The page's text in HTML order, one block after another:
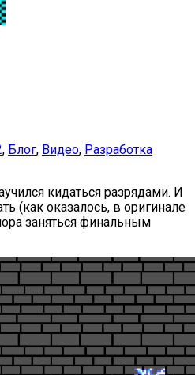
, Блог, Видео, Разработка
кидаться разрядами. И
(как оказалось, в оригинале
заняться финальным